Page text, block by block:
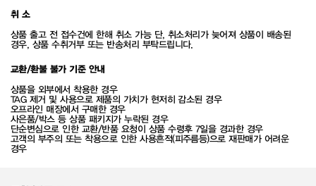
취 소
상품 출고 전 접수건에 한해 취소 가능 단, 취소처리가 늦어져 상품이 배송된
경우, 상품 수취거부 또는 반송처리 부탁드립니다.
교환/환불 불가 기준 안내
상품을 외부에서 착용한 경우
TAG 제거 및 사용으로 제품의 가치가 현저히 감소된 경우
오프라인 매장에서 구매한 경우
사은품/박스 등 상품 패키지가 누락된 경우
단순변심으로 인한 교환/반품 요청이 상품 수령후 7일을 경과한 경우
고객의 부주의 또는 착용으로 인한 사용흔적(피주름등)으로 재판매가 어려운
경우